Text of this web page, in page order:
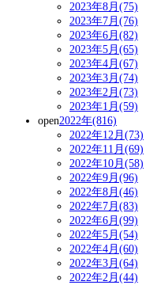
2023年8月(75)
2023年7月(76)
2023年6月(82)
2023年5月(65)
2023年4月(67)
2023年3月(74)
2023年2月(73)
2023年1月(59)
open2022年(816)
2022年12月(73)
2022年11月(69)
2022年10月(58)
2022年9月(96)
2022年8月(46)
2022年7月(83)
2022年6月(99)
2022年5月(54)
2022年4月(60)
2022年3月(64)
2022年2月(44)